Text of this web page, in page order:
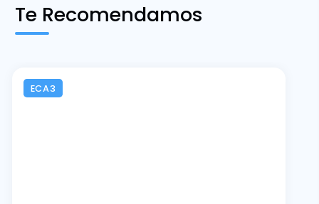
Te Recomendamos
ECA3